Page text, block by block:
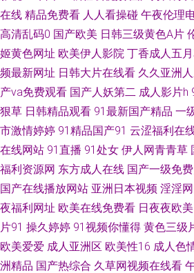
第一富利导航大全 欧美日韩性爱网 性欧美成人
品 人操人操人妻 亚洲欧美网址 俺来也听听婷婷
文字幕 91豆花性福生活 岛国黄色免费在线 男女
炮视频在线 成人快播网 另类av网站 色色五月天
撸 日韩av激情短篇 91深夜视频 国产AV高清 日
天天干天天日本 精品人vv 一本道做爱 后入式
超碰就是操 www97艹 老熟女精品视频1 91人人
在线 精品免费看 人人看操碰 午夜伦理
高清乱码0 国产欧美 日韩三级黄色A片
姬黄色网址 欧美伊人影院 丁香成人五
频最新网址 日韩大片在线看 久久亚洲
产va免费观看 国产人妖第二 成人影片h
狠草 日韩精品观看 91最新国产精品 一
市激情婷婷 91精品国产91 云涩福利在
在线网站 91直播 91处女 伊人网青青草
福利资源网 东方成人在线 国产一级免
国产在线播放网站 亚洲日本视频 淫淫
夜福利网址 欧美在线免费看 日夜夜欧美
片91 操久婷婷 91视频你懂得 黄色三级
欧美爱爱 成人亚洲区 欧美性16 成人色
洲精品 国产热综合 久草网视频在线看